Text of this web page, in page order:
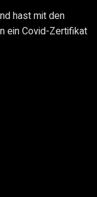
hast mit den
ein Covid-Zertifikat